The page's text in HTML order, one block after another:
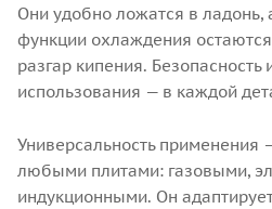
Они удобно ложатся в ладонь,
функции охлаждения
разгар кипения. Безопасность
использования — в каждой
Универсальность применения
любыми плитами: газовыми,
индукционными. Он